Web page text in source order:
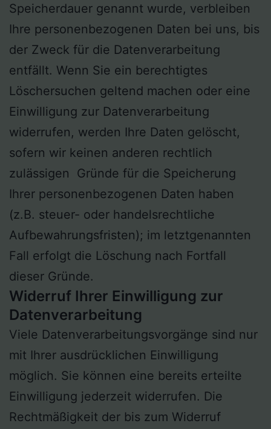
Speicherdauer genannt wurde, verbleiben
Ihre personenbezogenen Daten bei uns, bis
der Zweck für die Datenverarbeitung
entfällt. Wenn Sie ein berechtigtes
Löschersuchen geltend machen oder eine
Einwilligung zur Datenverarbeitung
widerrufen, werden Ihre Daten gelöscht,
sofern wir keinen anderen rechtlich
zulässigen Gründe für die Speicherung
Ihrer personenbezogenen Daten haben
(z.B. steuer- oder handelsrechtliche
Aufbewahrungsfristen); im letztgenannten
Fall erfolgt die Löschung nach Fortfall
dieser Gründe.
Widerruf Ihrer Einwilligung zur
Datenverarbeitung
Viele Datenverarbeitungsvorgänge sind nur
mit Ihrer ausdrücklichen Einwilligung
möglich. Sie können eine bereits erteilte
Einwilligung jederzeit widerrufen. Die
Rechtmäßigkeit der bis zum Widerruf